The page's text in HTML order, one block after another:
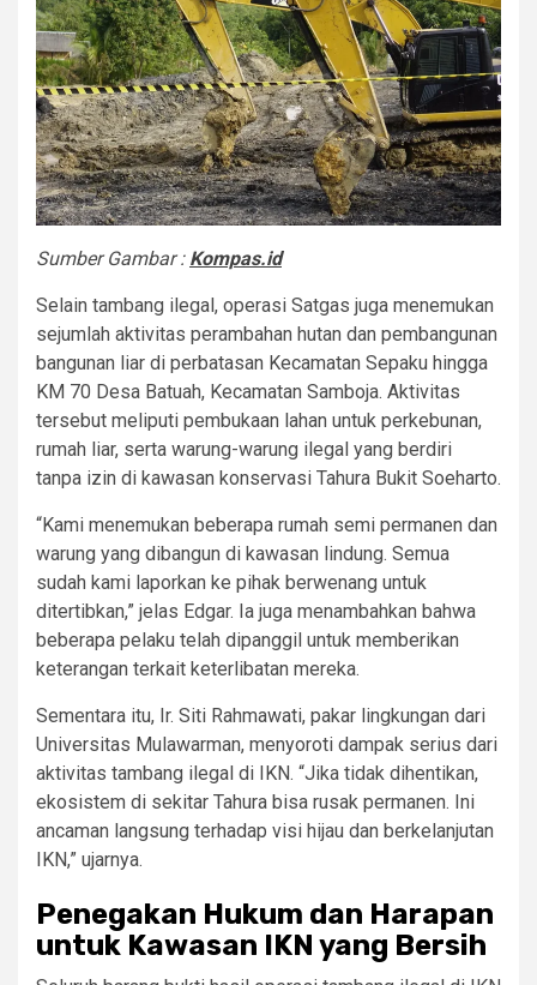
Sumber Gambar : Kompas.id
Selain tambang ilegal, operasi Satgas juga menemukan
sejumlah aktivitas perambahan hutan dan pembangunan
bangunan liar di perbatasan Kecamatan Sepaku hingga
KM 70 Desa Batuah, Kecamatan Samboja. Aktivitas
tersebut meliputi pembukaan lahan untuk perkebunan,
rumah liar, serta warung-warung ilegal yang berdiri
tanpa izin di kawasan konservasi Tahura Bukit Soeharto.
“Kami menemukan beberapa rumah semi permanen dan
warung yang dibangun di kawasan lindung. Semua
sudah kami laporkan ke pihak berwenang untuk
ditertibkan,” jelas Edgar. Ia juga menambahkan bahwa
beberapa pelaku telah dipanggil untuk memberikan
keterangan terkait keterlibatan mereka.
Sementara itu, Ir. Siti Rahmawati, pakar lingkungan dari
Universitas Mulawarman, menyoroti dampak serius dari
aktivitas tambang ilegal di IKN. “Jika tidak dihentikan,
ekosistem di sekitar Tahura bisa rusak permanen. Ini
ancaman langsung terhadap visi hijau dan berkelanjutan
IKN,” ujarnya.
Penegakan Hukum dan Harapan
untuk Kawasan IKN yang Bersih